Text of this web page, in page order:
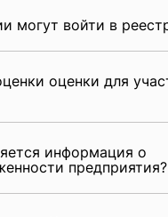
могут войти в
оценки для
информация о
предприятия?